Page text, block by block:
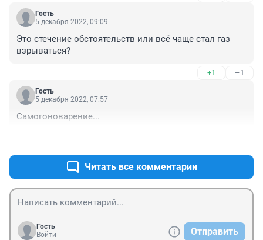
Гость
5 декабря 2022, 09:09
Это стечение обстоятельств или всё чаще стал газ
взрываться?
+1 –1
Гость
5 декабря 2022, 07:57
Самогоноварение...
Читать все комментарии
Гость
Войти
Отправить